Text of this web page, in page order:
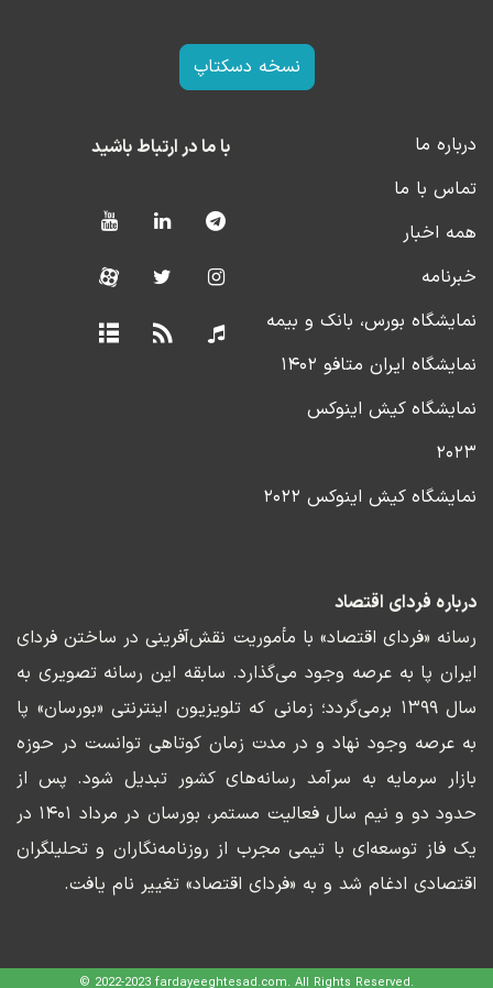
نسخه دسکتاپ
درباره ما
تماس با ما
همه اخبار
خبرنامه
نمایشگاه بورس، بانک و بیمه
نمایشگاه ایران متافو ۱۴۰۲
نمایشگاه کیش اینوکس
۲۰۲۳
نمایشگاه کیش اینوکس ۲۰۲۲
با ما در ارتباط باشید
درباره فردای اقتصاد
رسانه «فردای اقتصاد» با مأموریت نقش‌آفرینی در ساختن فردای
ایران پا به عرصه وجود می‌گذارد. سابقه این رسانه تصویری به
سال ۱۳۹۹ برمی‌گردد؛ زمانی که تلویزیون اینترنتی «بورسان» پا
به عرصه وجود نهاد و در مدت زمان کوتاهی توانست در حوزه
بازار سرمایه به سرآمد رسانه‌های کشور تبدیل شود. پس از
حدود دو و نیم سال فعالیت مستمر، بورسان در مرداد ۱۴۰۱ در
یک فاز توسعه‌ای با تیمی مجرب از روزنامه‌نگاران و تحلیلگران
اقتصادی ادغام شد و به «فردای اقتصاد» تغییر نام یافت.
© 2022-2023 fardayeeghtesad.com. All Rights Reserved.